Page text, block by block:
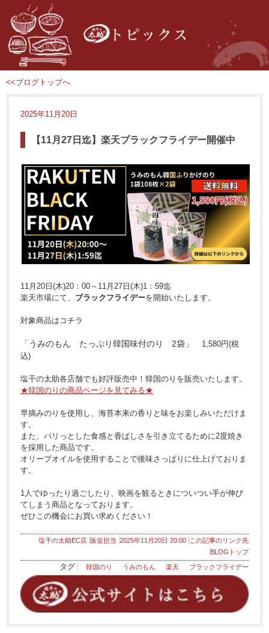
<<ブログトップへ
2025年11月20日
【11月27日迄】楽天ブラックフライデー開催中
11月20日(木)20：00～11月27日(木)1：59迄
楽天市場にて、 ブラックフライデーを開始いたします。
対象商品はコチラ
「うみのもん たっぷり韓国味付のり 2袋」 1,580円(税
込)
塩干の太助各店舗でも好評販売中！韓国のりを販売いたします。
★韓国のりの商品ページを見てみる★
早摘みのりを使用し、海苔本来の香りと味をお楽しみいただけま
す。
また、パリっとした食感と香ばしさを引き立てるために2度焼き
を採用した商品です。
オリーブオイルを使用することで後味さっぱりに仕上げておりま
す。
1人でゆったり過ごしたり、映画を観るときについつい手が伸び
てしまう商品となっております。
ぜひこの機会にお買い求めください！
塩干の太助EC店 販促担当 2025年11月20日 20:00 この記事のリンク先
BLOGトップ
タグ 韓国のり うみのもん 楽天 ブラックフライデー